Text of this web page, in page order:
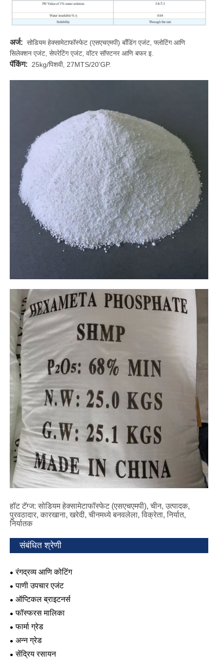
अर्ज: सोडियम हेक्सामेटाफॉस्फेट (एसएचएमपी) बाँडिंग एजंट, फ्लोटिंग आणि
सिलेक्शन एजंट, सेपरेटिंग एजंट, वॉटर सॉफ्टनर आणि बफर इ.
पॅकिंग: 25kg/पिशवी, 27MTS/20’GP.
हॉट टॅग्ज: सोडियम हेक्सामेटाफॉस्फेट (एसएचएमपी), चीन, उत्पादक,
पुरवठादार, कारखाना, खरेदी, चीनमध्ये बनवलेला, विक्रेता, निर्यात,
निर्यातक
संबंधित श्रेणी
रंगद्रव्य आणि कोटिंग
पाणी उपचार एजंट
ऑप्टिकल ब्राइटनर्स
फॉस्फरस मालिका
फार्मा ग्रेड
अन्न ग्रेड
सेंद्रिय रसायन